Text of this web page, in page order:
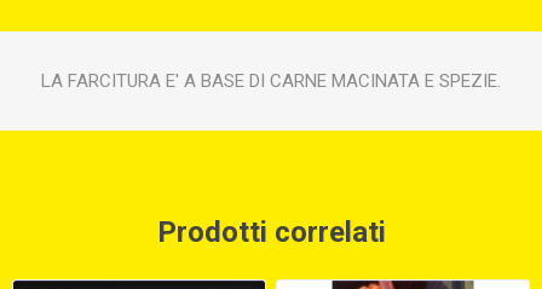
LA FARCITURA E' A BASE DI CARNE MACINATA E SPEZIE.
Prodotti correlati